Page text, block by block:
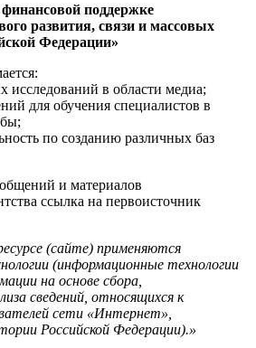
поддержке
развития, связи и массовых
Федерации»
исследований в области медиа;
для обучения специалистов в
по созданию различных баз
и материалов
ссылка на первоисточник
(сайте) применяются
(информационные технологии
на основе сбора,
сведений, относящихся к
сети «Интернет»,
Российской Федерации).»